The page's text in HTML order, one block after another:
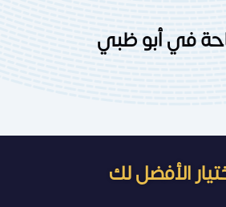
في أبو ظبي
الأفضل لك